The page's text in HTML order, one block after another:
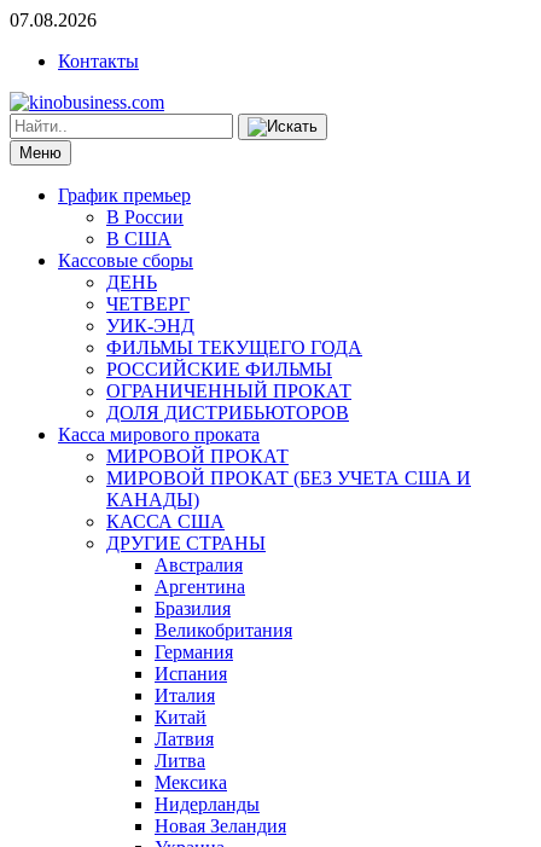
07.08.2026
Контакты
Меню
График премьер
В России
В США
Кассовые сборы
ДЕНЬ
ЧЕТВЕРГ
УИК-ЭНД
ФИЛЬМЫ ТЕКУЩЕГО ГОДА
РОССИЙСКИЕ ФИЛЬМЫ
ОГРАНИЧЕННЫЙ ПРОКАТ
ДОЛЯ ДИСТРИБЬЮТОРОВ
Касса мирового проката
МИРОВОЙ ПРОКАТ
МИРОВОЙ ПРОКАТ (БЕЗ УЧЕТА США И
КАНАДЫ)
КАССА США
ДРУГИЕ СТРАНЫ
Австралия
Аргентина
Бразилия
Великобритания
Германия
Испания
Италия
Китай
Латвия
Литва
Мексика
Нидерланды
Новая Зеландия